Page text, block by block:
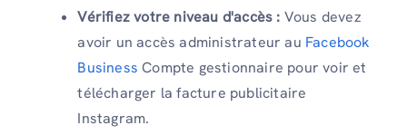
Vérifiez votre niveau d'accès : Vous devez
avoir un accès administrateur au Facebook
Business Compte gestionnaire pour voir et
télécharger la facture publicitaire
Instagram.